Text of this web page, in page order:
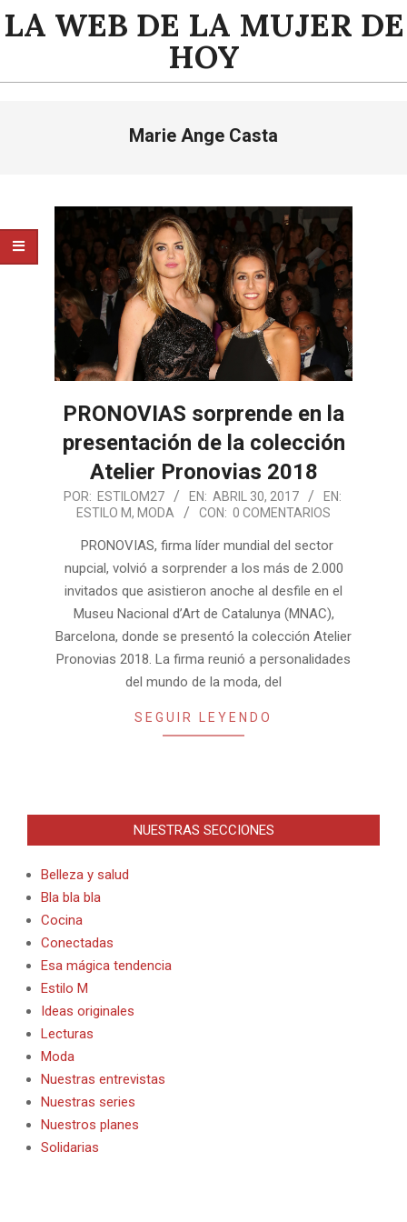
Saltar
alLA WEB DE LA MUJER DE
HOY
Marie Ange Casta
PRONOVIAS sorprende en la
presentación de la colección
Atelier Pronovias 2018
2017-
POR: ESTILOM27 EN: ABRIL 30, 2017
EN:
ESTILO M, MODA CON: 0 COMENTARIOS
PRONOVIAS, firma líder mundial del sector
nupcial, volvió a sorprender a los más de 2.000
invitados que asistieron anoche al desfile en el
Museu Nacional d’Art de Catalunya (MNAC),
Barcelona, donde se presentó la colección Atelier
Pronovias 2018. La firma reunió a personalidades
del mundo de la moda, del
SEGUIR LEYENDO
NUESTRAS SECCIONES
Belleza y salud
Bla bla bla
Cocina
Conectadas
Esa mágica tendencia
Estilo M
Ideas originales
Lecturas
Moda
Nuestras entrevistas
Nuestras series
Nuestros planes
Solidarias